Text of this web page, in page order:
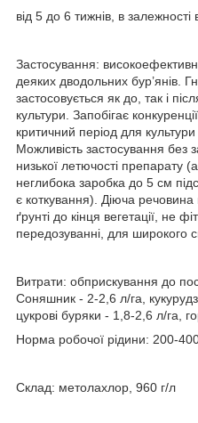
від 5 до 6 тижнів, в залежності
Застосування:
деяких дводольних бур’янів.
застосовується як до, так і
культури. Запобігає
критичний період для
Можливість застосування без
низької летючості препарату
неглибока заробка до 5 см
є коткування). Діюча речовина
ґрунті до кінця вегетації, не
передозуванні, для широкого
Витрати: обприскування до
Соняшник - 2-2,6 л/га,
цукрові буряки - 1,8-2,6 л/га,
Норма робочої рідини: 200-400
Склад: метолахлор, 960 г/л